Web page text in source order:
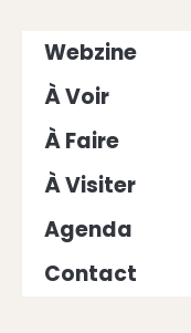
Webzine
À Voir
À Faire
À Visiter
Agenda
Contact